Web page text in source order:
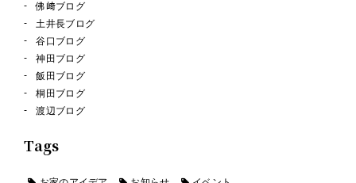
佛﨑ブログ
土井長ブログ
谷口ブログ
神田ブログ
飯田ブログ
桐田ブログ
渡辺ブログ
Tags